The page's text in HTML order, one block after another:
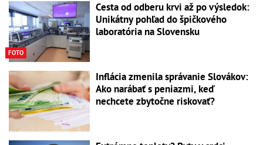
FOTO
Cesta od odberu krvi až po výsledok:
Unikátny pohľad do špičkového
laboratória na Slovensku
Inflácia zmenila správanie Slovákov:
Ako narábať s peniazmi, keď
nechcete zbytočne riskovať?